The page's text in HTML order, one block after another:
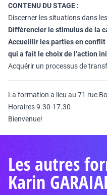
CONTENU DU STAGE :
Discerner les situations dans
Différencier le stimulus de la
Accueillir les parties en conflit
qui a fait le choix de l’action
Acquérir un processus de
La formation a lieu au 71 rue
Horaires 9.30-17.30
Bienvenue!
Les autres
Karin